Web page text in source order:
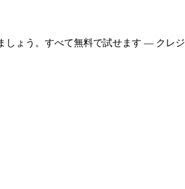
ょう。すべて無料で試せます — クレジ